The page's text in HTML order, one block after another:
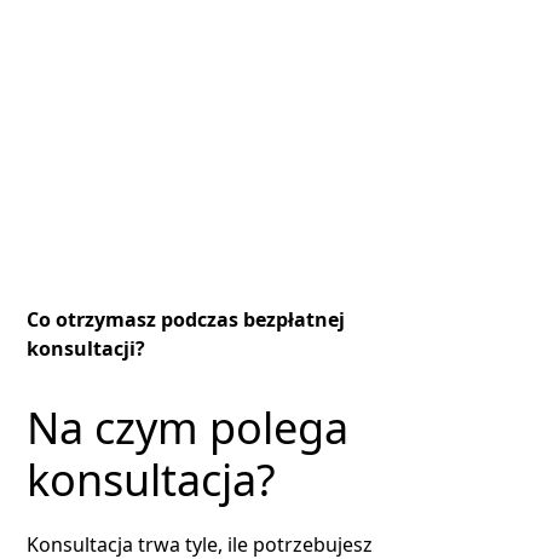
Co otrzymasz podczas bezpłatnej
konsultacji?
Na czym polega
konsultacja?
Konsultacja trwa tyle, ile potrzebujesz